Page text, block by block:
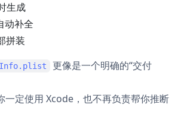
生成
动补全
拼装
更像是一个明确的“交付
一定使用 Xcode，也不再负责帮你推断